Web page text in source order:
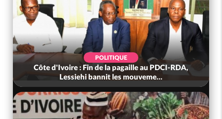
pagaille au PDCI-RDA,
les mouveme...
SOCIÉTÉ
Côte d'Ivoire : « On ne
nous », crient des